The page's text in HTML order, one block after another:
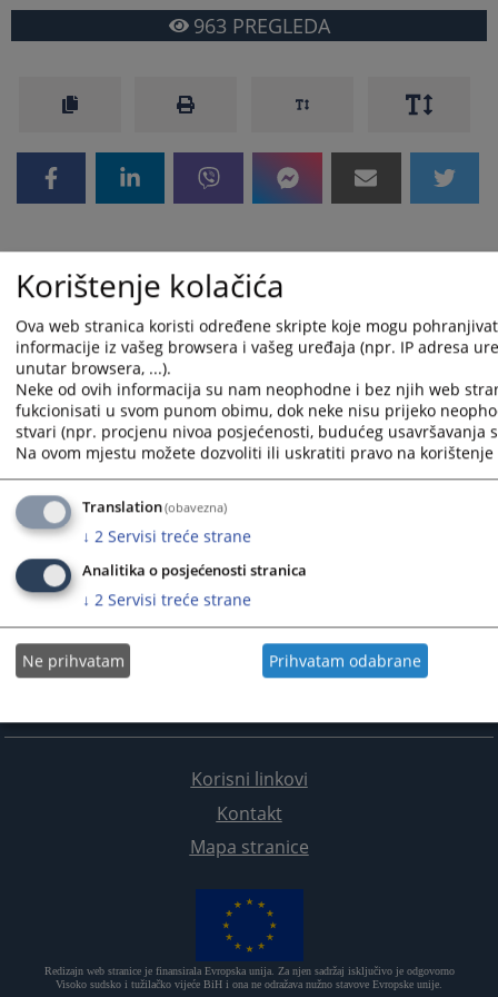
963 PREGLEDA
Korisni linkovi
Kontakt
Mapa stranice
Redizajn web stranice je finansirala Evropska unija. Za njen sadržaj isključivo je odgovorno
Visoko sudsko i tužilačko vijeće BiH i ona ne odražava nužno stavove Evropske unije.
Korištenje kolačića
Ova web stranica koristi određene skripte koje mogu
informacije iz vašeg browsera i vašeg uređaja (npr. IP adresa
unutar browsera, ...).
Neke od ovih informacija su nam neophodne i bez njih web
fukcionisati u svom punom obimu, dok neke nisu prijeko
stvari (npr. procjenu nivoa posjećenosti, budućeg usavršavanja
Na ovom mjestu možete dozvoliti ili uskratiti pravo na
Translation(obavezna)
↓ 2 Servisi treće strane
Analitika o posjećenosti stranica
↓ 2 Servisi treće strane
Ne prihvatam Prihvatam odabrane